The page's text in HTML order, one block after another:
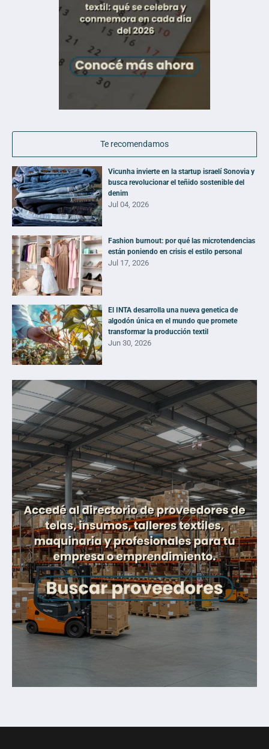
Te recomendamos
Vicunha invierte en la startup israelí Sonovia y
busca revolucionar el teñido sostenible del
denim
Jul 04, 2026
Fashion burnout: por qué las microtendencias
están poniendo en crisis el estilo personal
Jul 17, 2026
El INTA desarrolla una nueva genetica de
algodón única en el mundo que promete
transformar la producción textil
Jun 30, 2026